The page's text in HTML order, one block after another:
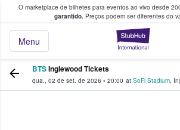
O marketplace de bilhetes para eventos ao vivo desde
garantido.Preços podem ser diferentes do
Menu
fãs compram e vendem
BTSInglewood Tickets
qua., 02 de set. de 2026 • 20:00 at SoFi Stadium,